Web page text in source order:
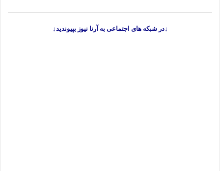
↓در شبکه های اجتماعی به آرنا نیوز بپیوندید↓